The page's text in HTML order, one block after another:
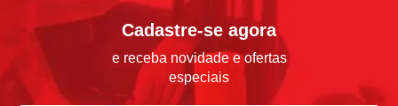
Cadastre-se agora
e receba novidade e ofertas
especiais